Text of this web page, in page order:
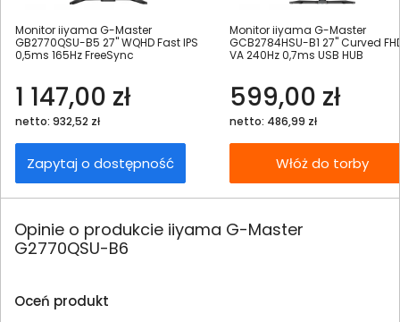
Monitor iiyama G-Master
GB2770QSU-B5 27" WQHD Fast IPS
0,5ms 165Hz FreeSync
1 147,00 zł
netto: 932,52 zł
Zapytaj o dostępność
Monitor iiyama G-Master
GCB2784HSU-B1 27" Curved
VA 240Hz 0,7ms USB HUB
599,00 zł
netto: 486,99 zł
Włóż do torby
Opinie o produkcie iiyama G-Master
G2770QSU-B6
Oceń produkt